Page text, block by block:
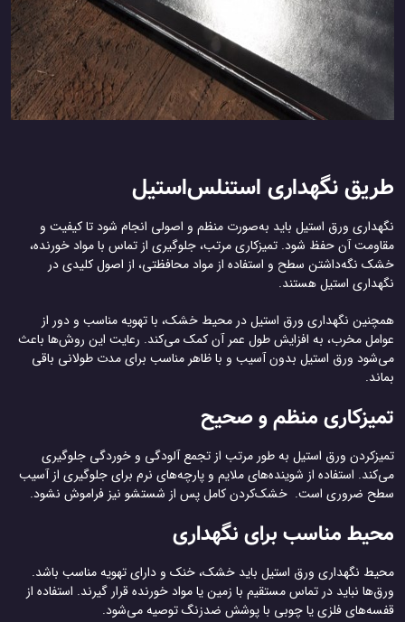
طریق نگهداری استنلس‌استیل
نگهداری ورق استیل باید به‌صورت منظم و اصولی انجام شود تا کیفیت و
مقاومت آن حفظ شود. تمیزکاری مرتب، جلوگیری از تماس با مواد خورنده،
خشک نگه‌داشتن سطح و استفاده از مواد محافظتی، از اصول کلیدی در
نگهداری استیل هستند.
همچنین نگهداری ورق استیل در محیط خشک، با تهویه مناسب و دور از
عوامل مخرب، به افزایش طول عمر آن کمک می‌کند. رعایت این روش‌ها باعث
می‌شود ورق استیل بدون آسیب و با ظاهر مناسب برای مدت طولانی باقی
بماند.
تمیزکاری منظم و صحیح
تمیزکردن ورق استیل به طور مرتب از تجمع آلودگی و خوردگی جلوگیری
می‌کند. استفاده از شوینده‌های ملایم و پارچه‌های نرم برای جلوگیری از آسیب
سطح ضروری است. خشک‌کردن کامل پس از شستشو نیز فراموش نشود.
محیط مناسب برای نگهداری
محیط نگهداری ورق استیل باید خشک، خنک و دارای تهویه مناسب باشد.
ورق‌ها نباید در تماس مستقیم با زمین یا مواد خورنده قرار گیرند. استفاده از
قفسه‌های فلزی یا چوبی با پوشش ضدزنگ توصیه می‌شود.